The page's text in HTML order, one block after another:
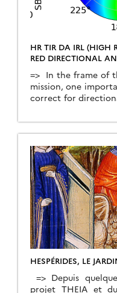
HR TIR DA IRL (HIGH
RED DIRECTIONAL
=> In the frame of
mission, one
correct for
called hotspot
which is well
HESPÉRIDES, LE
=> Depuis
projet THEIA et